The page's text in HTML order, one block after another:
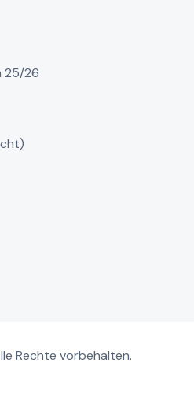
25/26
Rechte vorbehalten.